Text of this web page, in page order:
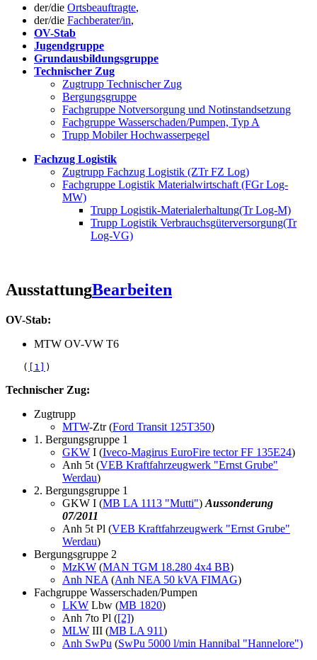
der/die Ortsbeauftragte,
der/die Fachberater/in,
OV-Stab
Jugendgruppe
Grundausbildungsgruppe
Technischer Zug
Zugtrupp Technischer Zug
Bergungsgruppe
Fachgruppe Notversorgung und Notinstandsetzung
Fachgruppe Wasserschaden/Pumpen, Typ A
Trupp Mobiler Hochwasserpegel
Fachzug Logistik
Zugtrupp Fachzug Logistik (ZTr FZ Log)
Fachgruppe Logistik Materialwirtschaft (FGr Log-
MW)
Trupp Logistik-Materialerhaltung(Tr Log-M)
Trupp Logistik Verbrauchsgüterversorgung(Tr
Log-VG)
AusstattungBearbeiten
OV-Stab:
MTW OV-VW T6
   (
[1]
Technischer Zug:
Zugtrupp
MTW-Ztr (Ford Transit 125T350)
1. Bergungsgruppe 1
GKW I (Iveco-Magirus EuroFire tector FF 135E24)
Anh 5t (VEB Kraftfahrzeugwerk "Ernst Grube"
Werdau)
2. Bergungsgruppe 1
GKW I (MB LA 1113 "Mutti") Aussonderung
07/2011
Anh 5t Pl (VEB Kraftfahrzeugwerk "Ernst Grube"
Werdau)
Bergungsgruppe 2
MzKW (MAN TGM 18.280 4x4 BB)
Anh NEA (Anh NEA 50 kVA FIMAG)
Fachgruppe Wasserschaden/Pumpen
LKW Lbw (MB 1820)
Anh 7to Pl ([2])
MLW III (MB LA 911)
Anh SwPu (SwPu 5000 l/min Hannibal "Hannelore")